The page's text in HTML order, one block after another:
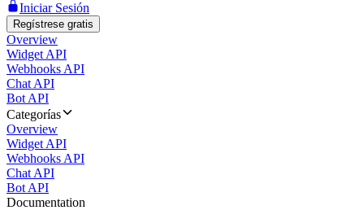
Iniciar Sesión
Regístrese gratis
Overview
Widget API
Webhooks API
Chat API
Bot API
Categorías
Overview
Widget API
Webhooks API
Chat API
Bot API
Documentation